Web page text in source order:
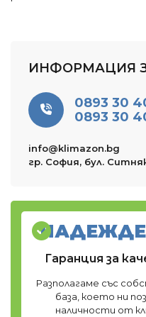
ИНФОРМАЦИЯ
0893 30
0893 30
info@klimazon.bg
гр. София, бул.
Гаранция за
Разполагаме със
база, което ни
наличности от